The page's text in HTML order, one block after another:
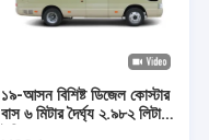
১৯-আসন বিশিষ্ট ডিজেল কোস্টার
বাস ৬ মিটার দৈর্ঘ্য ২.৯৮২ লিটার